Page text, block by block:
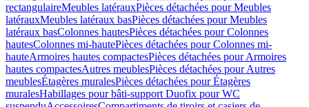
rectangulaireMeubles latérauxPièces détachées pour Meubles
latérauxMeubles latéraux basPièces détachées pour Meubles
latéraux basColonnes hautesPièces détachées pour Colonnes
hautesColonnes mi-hautePièces détachées pour Colonnes mi-
hauteArmoires hautes compactesPièces détachées pour Armoires
hautes compactesAutres meublesPièces détachées pour Autres
meublesÉtagères muralesPièces détachées pour Étagères
muralesHabillages pour bâti-support Duofix pour WC